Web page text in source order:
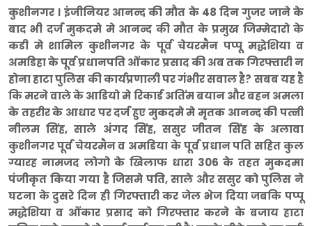
कुशीनगर । इंजीनियर आनन्द की मौत के 48 दिन गुजर जाने के
बाद भी दर्ज मुकदमे मे आनन्द की मौत के प्रमुख जिम्मेदारो के
कडी मे शामिल कुशीनगर के पूर्व चेयरमैन पप्पू मद्धेशिया व
अमडिहा के पूर्व प्रधानपति ओंकार प्रसाद की अब तक गिरफ्तारी न
होना हाटा पुलिस की कार्यप्रणाली पर गंभीर सवाल है? सबब यह है
कि मरने वाले के आडियो मे रिकार्ड अतिंम बयान और बहन अमला
के तहरीर के आधार पर दर्ज हुए मुकदमे मे मृतक आनन्द की पत्नी
नीलम सिंह, साले अंगद सिंह, ससुर जीतन सिंह के अलावा
कुशीनगर पूर्व चेयरमैन व अमडिया के पूर्व प्रधान पति सहित कुल
ग्यारह नामजद लोगो के खिलाफ धारा 306 के तहत मुकदमा
पंजीकृत किया गया है जिसमे पति, साले और ससुर को पुलिस ने
घटना के दुसरे दिन ही गिरफ्तारी कर जेल भेज दिया जबकि पप्पू
मद्धेशिया व ओंकार प्रसाद को गिरफ्तार करने के बजाय हाटा